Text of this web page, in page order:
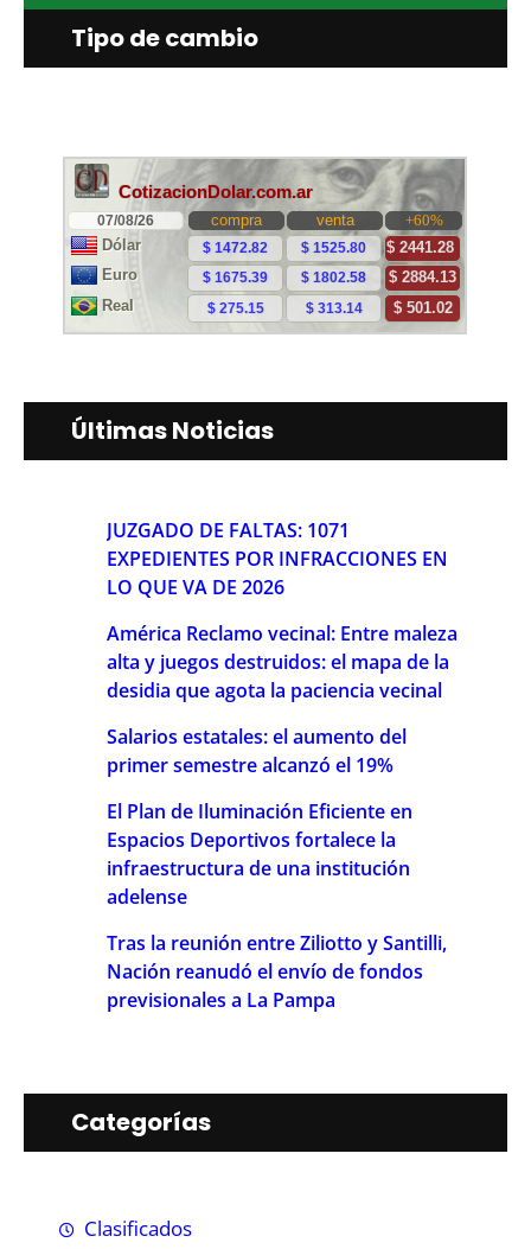
Tipo de cambio
Últimas Noticias
JUZGADO DE FALTAS: 1071
EXPEDIENTES POR INFRACCIONES EN
LO QUE VA DE 2026
América Reclamo vecinal: Entre maleza
alta y juegos destruidos: el mapa de la
desidia que agota la paciencia vecinal
Salarios estatales: el aumento del
primer semestre alcanzó el 19%
El Plan de Iluminación Eficiente en
Espacios Deportivos fortalece la
infraestructura de una institución
adelense
Tras la reunión entre Ziliotto y Santilli,
Nación reanudó el envío de fondos
previsionales a La Pampa
Categorías
Clasificados